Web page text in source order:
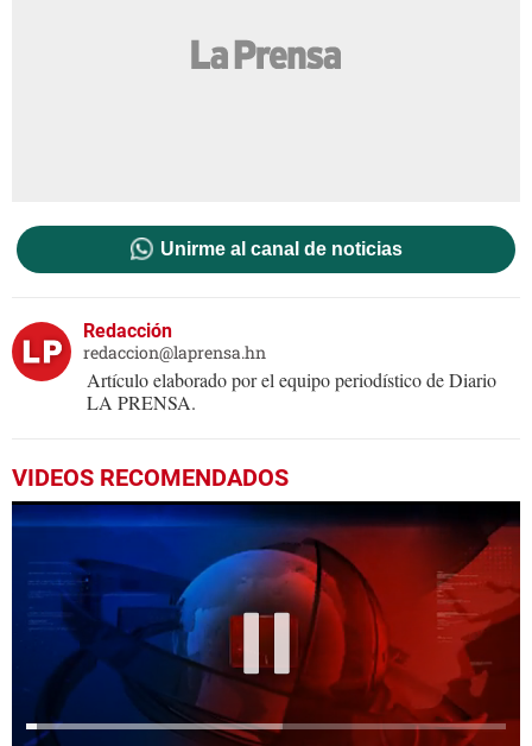
Unirme al canal de noticias
Redacción
redaccion@laprensa.hn
Artículo elaborado por el equipo periodístico de Diario
LA PRENSA.
VIDEOS RECOMENDADOS